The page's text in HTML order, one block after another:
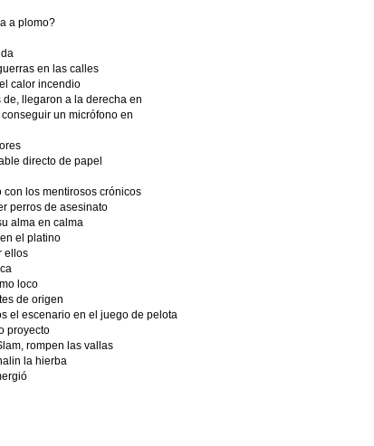
a plomo?
en las calles
calor incendio
llegaron a la derecha en
un micrófono en
directo de papel
los mentirosos crónicos
perros de asesinato
alma en calma
el platino
ellos
loco
de origen
el escenario en el juego de pelota
proyecto
rompen las vallas
la hierba